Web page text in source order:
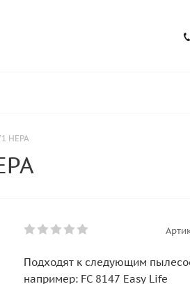
HEPA
Подходят к следующим
например: FC 8147 Easy Life